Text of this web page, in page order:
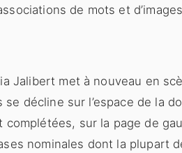
de mots et
Jalibert met à nouveau en
décline sur l’espace de la
sur la page de
nominales dont la plupart